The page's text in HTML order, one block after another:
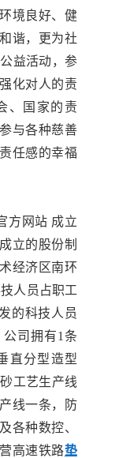
境良好、健
谐，更为社
益活动，参
化对人的责
、国家的责
与各种慈善
任感的幸福
方网站 成立
立的股份制
经济区南环
人员占职工
的科技人员
公司拥有1条
直分型造型
工艺生产线
线一条，防
各种数控、
高速铁路垫